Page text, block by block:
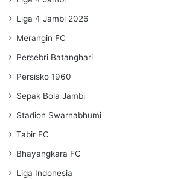
Liga 4 Jambi 2026
Merangin FC
Persebri Batanghari
Persisko 1960
Sepak Bola Jambi
Stadion Swarnabhumi
Tabir FC
Bhayangkara FC
Liga Indonesia